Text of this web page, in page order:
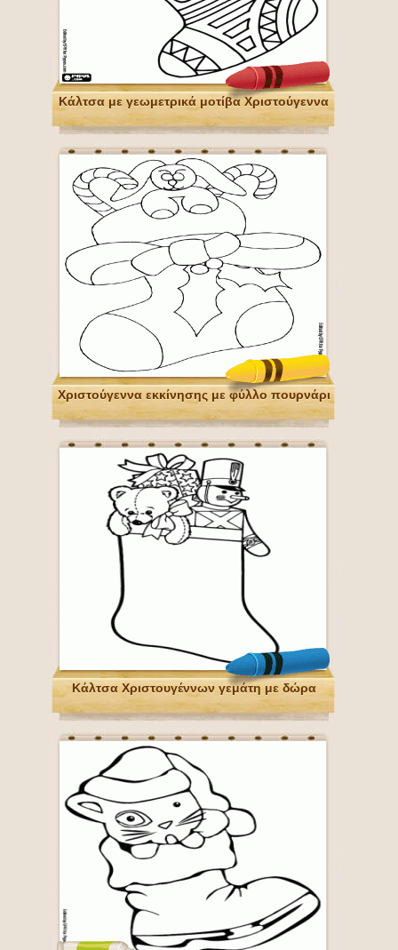
Κάλτσα με γεωμετρικά μοτίβα Χριστούγεννα
Χριστούγεννα εκκίνησης με φύλλο πουρνάρι
Κάλτσα Χριστουγέννων γεμάτη με δώρα